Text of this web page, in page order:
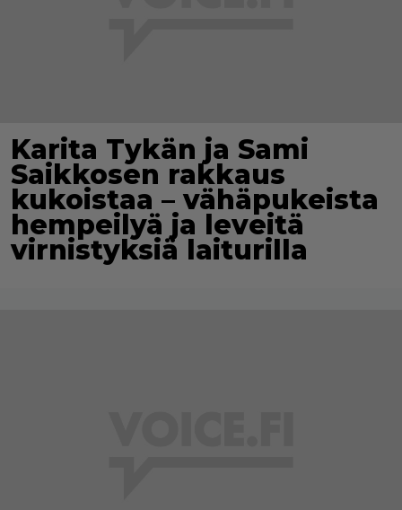
Karita Tykän ja Sami
Saikkosen rakkaus
kukoistaa – vähäpukeista
hempeilyä ja leveitä
virnistyksiä laiturilla